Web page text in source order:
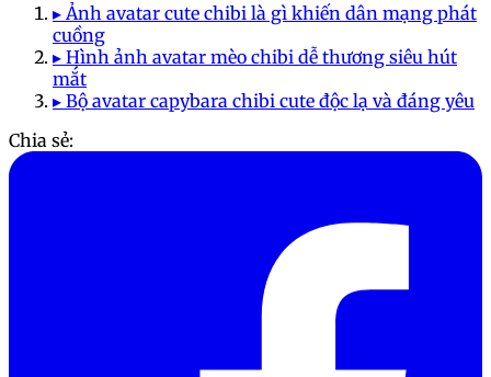
▸ Ảnh avatar cute chibi là gì khiến dân mạng phát
cuồng
▸ Hình ảnh avatar mèo chibi dễ thương siêu hút
mắt
▸ Bộ avatar capybara chibi cute độc lạ và đáng yêu
Chia sẻ: